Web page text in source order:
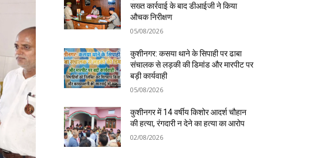
सख्त कार्रवाई के बाद डीआईजी ने किया
औचक निरीक्षण
05/08/2026
कुशीनगर: कसया थाने के सिपाही पर ढाबा
संचालक से लड़की की डिमांड और मारपीट पर
बड़ी कार्यवाही
05/08/2026
कुशीनगर में 14 वर्षीय किशोर आदर्श चौहान
की हत्या, रंगदारी न देने का हत्या का आरोप
02/08/2026